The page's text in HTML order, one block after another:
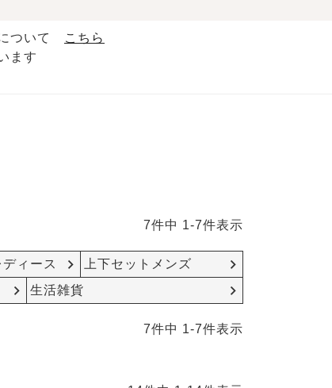
について
こちら
ます
7件中 1-7件表示
ィース
上下セットメンズ
生活雑貨
7件中 1-7件表示